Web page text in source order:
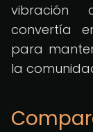
vibración
convertía
para
la